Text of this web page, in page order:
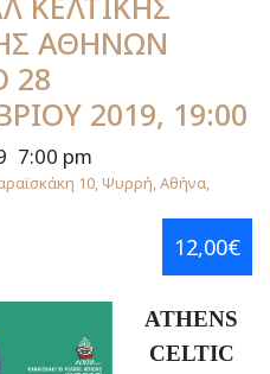
ΑΘΗΝΩΝ
28
2019, 19:00
7:00 pm
10, Ψυρρή, Αθήνα,
12,00€
ATHENS
CELTIC